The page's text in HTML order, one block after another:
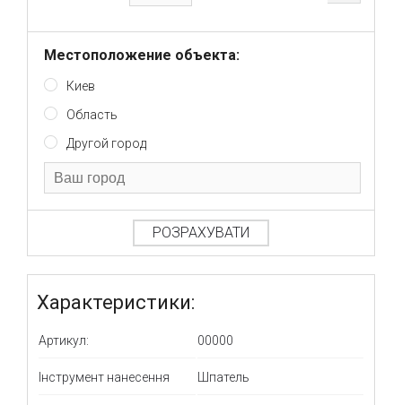
Местоположение объекта:
Киев
Область
Другой город
РОЗРАХУВАТИ
Характеристики:
Артикул: 00000
Інструмент нанесення Шпатель